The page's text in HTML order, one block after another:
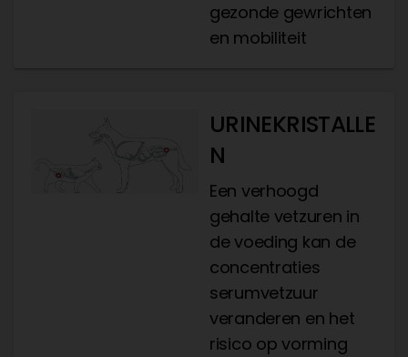
gezonde gewrichten
en mobiliteit
URINEKRISTALLE
N
Een verhoogd
gehalte vetzuren in
de voeding kan de
concentraties
serumvetzuur
veranderen en het
risico op vorming